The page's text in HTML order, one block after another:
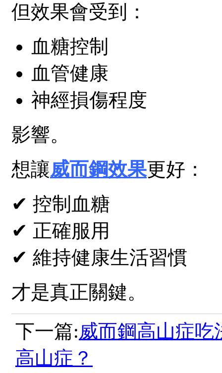
但效果會受到：
血糖控制
血管健康
神經損傷程度
影響。
想讓威而鋼效果更好：
✔ 控制血糖
✔ 正確服用
✔ 維持健康生活習慣
才是真正關鍵。
下一篇:威而鋼高山症
高山症？